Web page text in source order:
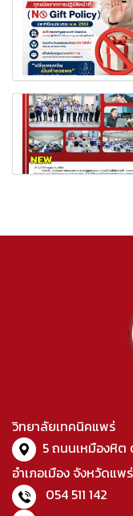
วิทยาลัยเทคนิคแพร่
5 ถนนเหมืองหิต
อำเภอเมือง จังหวัดแพร่
054 511 142